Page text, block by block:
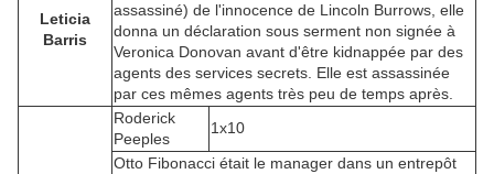
Leticia
Barris
assassiné) de l'innocence de Lincoln Burrows, elle
donna un déclaration sous serment non signée à
Veronica Donovan avant d'être kidnappée par des
agents des services secrets. Elle est assassinée
par ces mêmes agents très peu de temps après.
Roderick
Peeples
1x10
Otto Fibonacci était le manager dans un entrepôt